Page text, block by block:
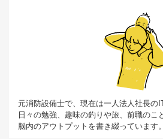
元消防設備士で、現在は一人法人社長の
日々の勉強、趣味の釣りや旅、前職のこ
脳内のアウトプットを書き綴っています。